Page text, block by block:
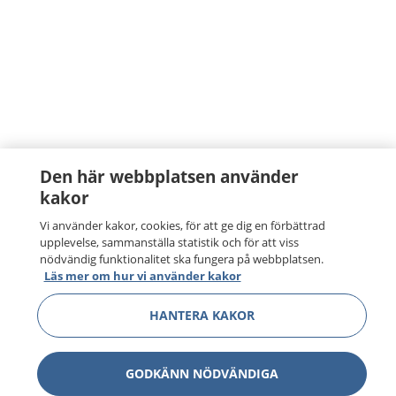
Den här webbplatsen använder
kakor
Vi använder kakor, cookies, för att ge dig en förbättrad
upplevelse, sammanställa statistik och för att viss
nödvändig funktionalitet ska fungera på webbplatsen.
Läs mer om hur vi använder kakor
HANTERA KAKOR
GODKÄNN NÖDVÄNDIGA